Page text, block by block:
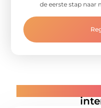
de eerste stap naar